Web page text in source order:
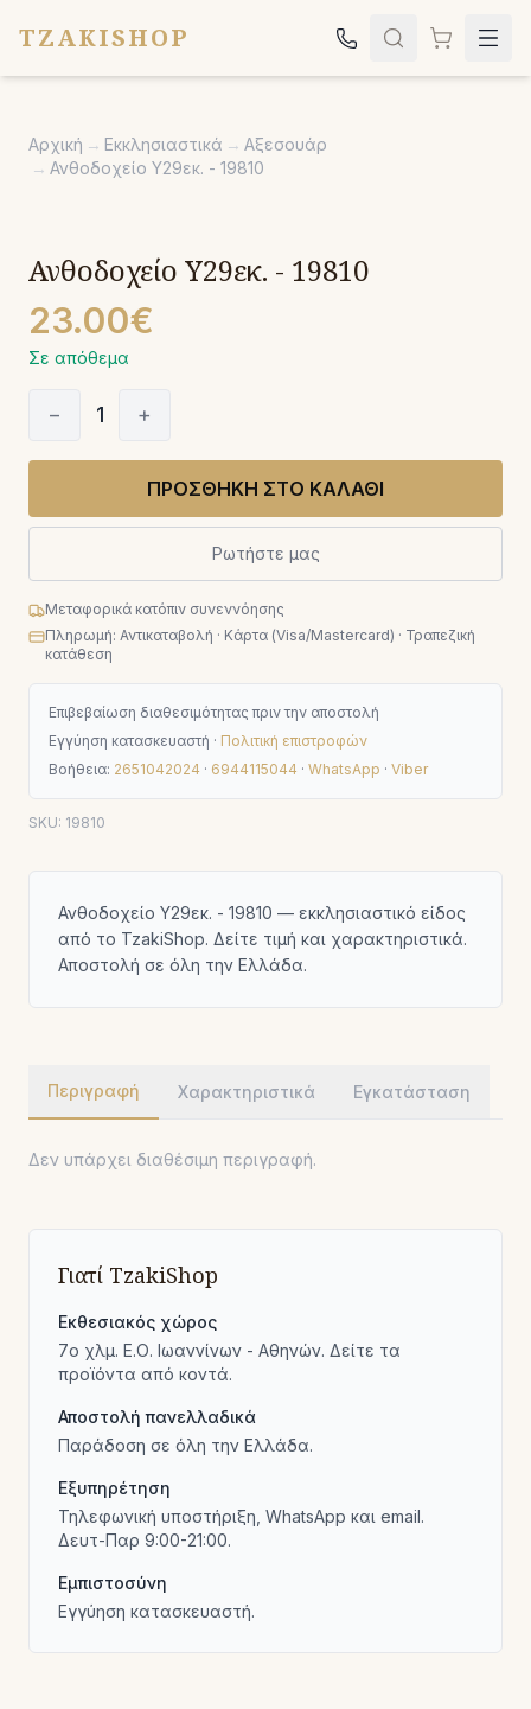
TZAKISHOP
Σόμπες
Εκκλησιαστικά
Αρχική → Εκκλησιαστικά → Αξεσουάρ
→ Ανθοδοχείο Υ29εκ. - 19810
Ανθοδοχείο Υ29εκ. - 19810
23.00€
Σε απόθεμα
− 1 +
ΠΡΟΣΘΗΚΗ ΣΤΟ ΚΑΛΑΘΙ
Ρωτήστε μας
Μεταφορικά κατόπιν συνεννόησης
Πληρωμή: Αντικαταβολή · Κάρτα (Visa/Mastercard) · Τραπεζική
κατάθεση
Επιβεβαίωση διαθεσιμότητας πριν την αποστολή
Εγγύηση κατασκευαστή · Πολιτική επιστροφών
Βοήθεια: 2651042024 · 6944115044 · WhatsApp · Viber
SKU: 19810
Ανθοδοχείο Υ29εκ. - 19810 — εκκλησιαστικό είδος
από το TzakiShop. Δείτε τιμή και χαρακτηριστικά.
Αποστολή σε όλη την Ελλάδα.
Περιγραφή Χαρακτηριστικά Εγκατάσταση
Δεν υπάρχει διαθέσιμη περιγραφή.
Γιατί TzakiShop
Εκθεσιακός χώρος
7ο χλμ. Ε.Ο. Ιωαννίνων - Αθηνών. Δείτε τα
προϊόντα από κοντά.
Αποστολή πανελλαδικά
Παράδοση σε όλη την Ελλάδα.
Εξυπηρέτηση
Τηλεφωνική υποστήριξη, WhatsApp και email.
Δευτ-Παρ 9:00-21:00.
Εμπιστοσύνη
Εγγύηση κατασκευαστή.